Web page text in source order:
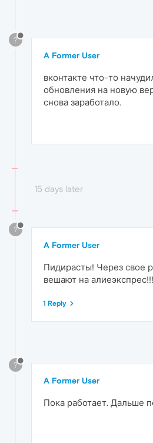
?
A Former User
вконтакте что-то
обновления на новую
снова заработало.
15 days later
?
A Former User
Пидирасты! Через свое
вешают на
1 Reply
?
A Former User
Пока работает. Дальше